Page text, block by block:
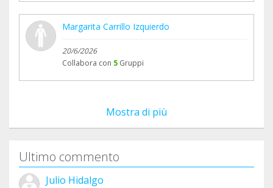
Margarita Carrillo Izquierdo
20/6/2026
Collabora con 5 Gruppi
Mostra di più
Ultimo commento
Julio Hidalgo